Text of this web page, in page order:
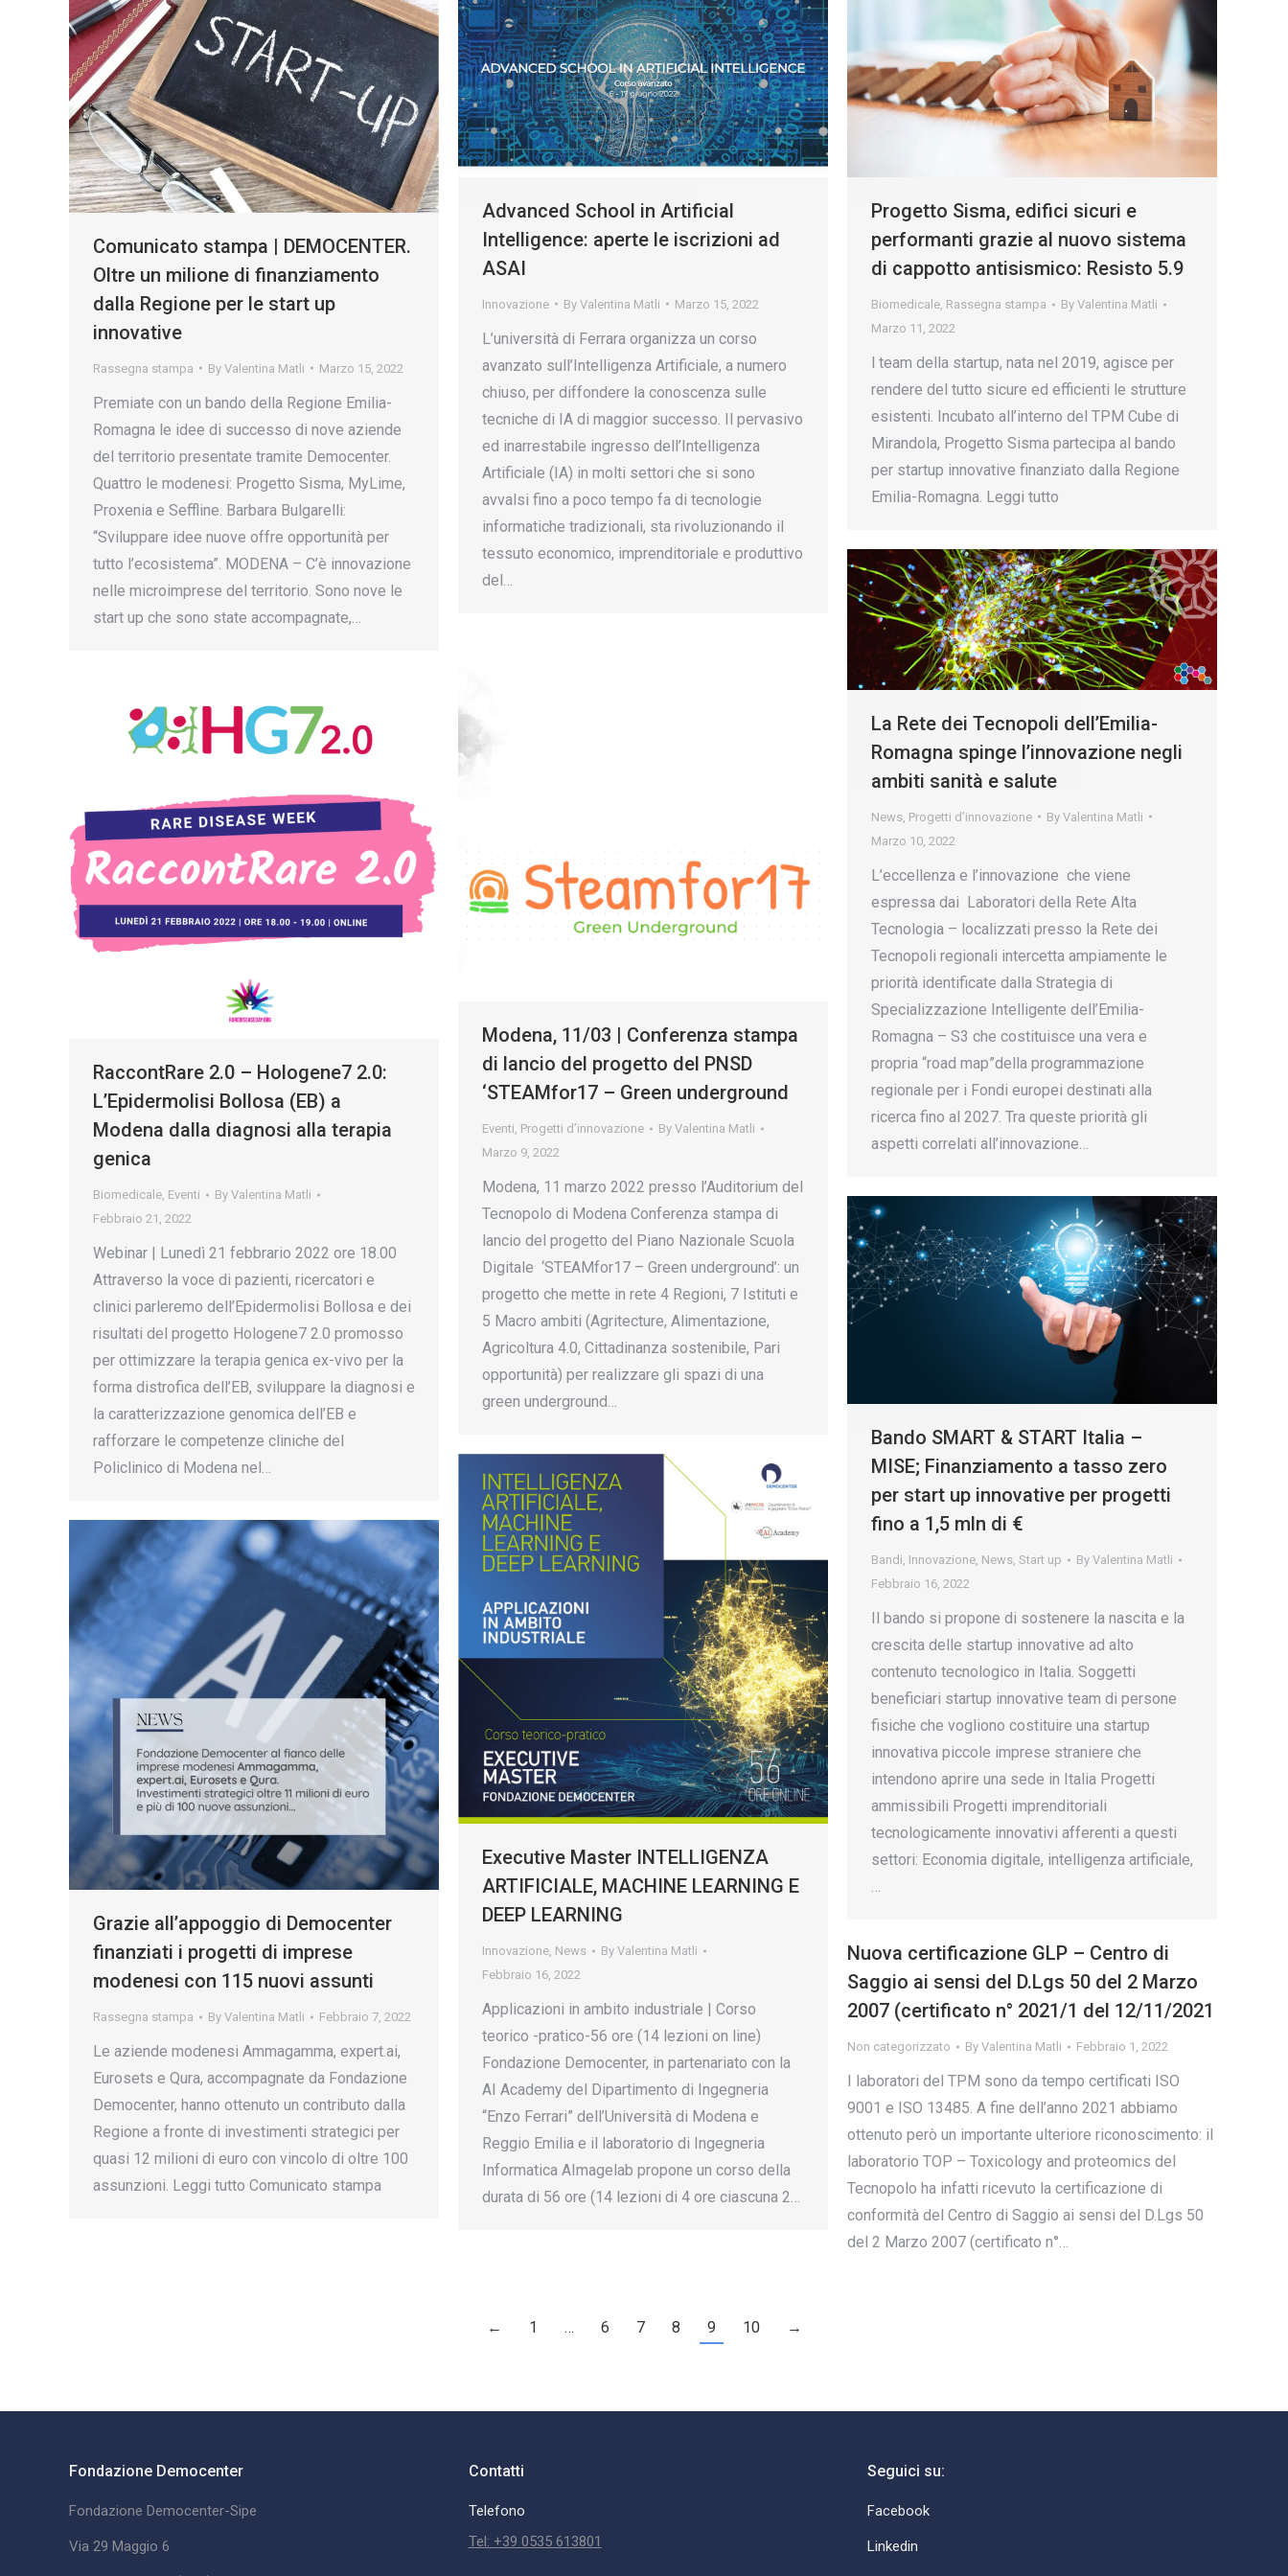
Comunicato stampa | DEMOCENTER.
Oltre un milione di finanziamento
dalla Regione per le start up
innovative
Rassegna stampa By Valentina Matli Marzo 15, 2022
Premiate con un bando della Regione Emilia-
Romagna le idee di successo di nove aziende
del territorio presentate tramite Democenter.
Quattro le modenesi: Progetto Sisma, MyLime,
Proxenia e Seffline. Barbara Bulgarelli:
“Sviluppare idee nuove offre opportunità per
tutto l’ecosistema”. MODENA – C’è innovazione
nelle microimprese del territorio. Sono nove le
start up che sono state accompagnate,…
Advanced School in Artificial
Intelligence: aperte le iscrizioni ad
ASAI
Innovazione By Valentina Matli Marzo 15, 2022
L’università di Ferrara organizza un corso
avanzato sull’Intelligenza Artificiale, a numero
chiuso, per diffondere la conoscenza sulle
tecniche di IA di maggior successo. Il pervasivo
ed inarrestabile ingresso dell’Intelligenza
Artificiale (IA) in molti settori che si sono
avvalsi fino a poco tempo fa di tecnologie
informatiche tradizionali, sta rivoluzionando il
tessuto economico, imprenditoriale e produttivo
del…
Progetto Sisma, edifici sicuri e
performanti grazie al nuovo sistema
di cappotto antisismico: Resisto 5.9
Biomedicale, Rassegna stampa By Valentina Matli
Marzo 11, 2022
l team della startup, nata nel 2019, agisce per
rendere del tutto sicure ed efficienti le strutture
esistenti. Incubato all’interno del TPM Cube di
Mirandola, Progetto Sisma partecipa al bando
per startup innovative finanziato dalla Regione
Emilia-Romagna. Leggi tutto
La Rete dei Tecnopoli dell’Emilia-
Romagna spinge l’innovazione negli
ambiti sanità e salute
News Progetti d’innovazione By Valentina Matli
Marzo 10, 2022
L’eccellenza e l’innovazione che viene
espressa dai Laboratori della Rete Alta
Tecnologia – localizzati presso la Rete dei
Tecnopoli regionali intercetta ampiamente le
priorità identificate dalla Strategia di
Specializzazione Intelligente dell’Emilia-
Romagna – S3 che costituisce una vera e
propria “road map”della programmazione
regionale per i Fondi europei destinati alla
ricerca fino al 2027. Tra queste priorità gli
aspetti correlati all’innovazione…
Modena, 11/03 | Conferenza stampa
di lancio del progetto del PNSD
‘STEAMfor17 – Green underground
Eventi, Progetti d’innovazione By Valentina Matli
Marzo 9, 2022
Modena, 11 marzo 2022 presso l’Auditorium del
Tecnopolo di Modena Conferenza stampa di
lancio del progetto del Piano Nazionale Scuola
Digitale ‘STEAMfor17 – Green underground’: un
progetto che mette in rete 4 Regioni, 7 Istituti e
5 Macro ambiti (Agritecture, Alimentazione,
Agricoltura 4.0, Cittadinanza sostenibile, Pari
opportunità) per realizzare gli spazi di una
green underground…
RaccontRare 2.0 – Hologene7 2.0:
L’Epidermolisi Bollosa (EB) a
Modena dalla diagnosi alla terapia
genica
Biomedicale, Eventi By Valentina Matli
Febbraio 21, 2022
Webinar | Lunedì 21 febbrario 2022 ore 18.00
Attraverso la voce di pazienti, ricercatori e
clinici parleremo dell’Epidermolisi Bollosa e dei
risultati del progetto Hologene7 2.0 promosso
per ottimizzare la terapia genica ex-vivo per la
forma distrofica dell’EB, sviluppare la diagnosi e
la caratterizzazione genomica dell’EB e
rafforzare le competenze cliniche del
Policlinico di Modena nel…
Bando SMART & START Italia –
MISE; Finanziamento a tasso zero
per start up innovative per progetti
fino a 1,5 mln di €
Bandi, Innovazione, News, Start up By Valentina Matli
Febbraio 16, 2022
Il bando si propone di sostenere la nascita e la
crescita delle startup innovative ad alto
contenuto tecnologico in Italia. Soggetti
beneficiari startup innovative team di persone
fisiche che vogliono costituire una startup
innovativa piccole imprese straniere che
intendono aprire una sede in Italia Progetti
ammissibili Progetti imprenditoriali
tecnologicamente innovativi afferenti a questi
settori: Economia digitale, intelligenza artificiale,
…
Executive Master INTELLIGENZA
ARTIFICIALE, MACHINE LEARNING E
DEEP LEARNING
Innovazione, News By Valentina Matli
Febbraio 16, 2022
Applicazioni in ambito industriale | Corso
teorico -pratico-56 ore (14 lezioni on line)
Fondazione Democenter, in partenariato con la
AI Academy del Dipartimento di Ingegneria
“Enzo Ferrari” dell’Università di Modena e
Reggio Emilia e il laboratorio di Ingegneria
Informatica AImagelab propone un corso della
durata di 56 ore (14 lezioni di 4 ore ciascuna 2…
Grazie all’appoggio di Democenter
finanziati i progetti di imprese
modenesi con 115 nuovi assunti
Rassegna stampa By Valentina Matli Febbraio 7, 2022
Le aziende modenesi Ammagamma, expert.ai,
Eurosets e Qura, accompagnate da Fondazione
Democenter, hanno ottenuto un contributo dalla
Regione a fronte di investimenti strategici per
quasi 12 milioni di euro con vincolo di oltre 100
assunzioni. Leggi tutto Comunicato stampa
Nuova certificazione GLP – Centro di
Saggio ai sensi del D.Lgs 50 del 2 Marzo
2007 (certificato n° 2021/1 del 12/11/2021
Non categorizzato By Valentina Matli Febbraio 1, 2022
I laboratori del TPM sono da tempo certificati ISO
9001 e ISO 13485. A fine dell’anno 2021 abbiamo
ottenuto però un importante ulteriore riconoscimento: il
laboratorio TOP – Toxicology and proteomics del
Tecnopolo ha infatti ricevuto la certificazione di
conformità del Centro di Saggio ai sensi del D.Lgs 50
del 2 Marzo 2007 (certificato n°…
← 1 … 6 7 8 9 10 →
Fondazione Democenter
Fondazione Democenter-Sipe
Via 29 Maggio 6
Contatti
Telefono
Tel: +39 0535 613801
Seguici su:
Facebook
Linkedin